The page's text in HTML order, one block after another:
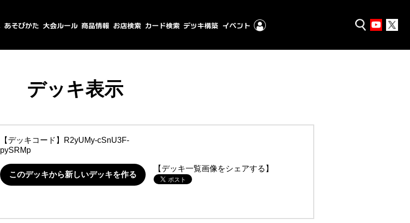
デッキ表示
【デッキコード】
R2yUMy-cSnU3F-
pySRMp
このデッキから新しいデッキを作る
【デッキ一覧画像をシェアする】